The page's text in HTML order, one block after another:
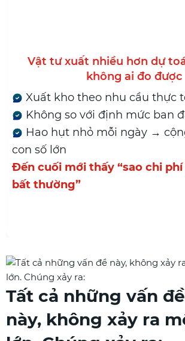
Vật tư xuất nhiều hơn dự
không ai đo được
Xuất kho theo nhu cầu thực
Không so với định mức ban
Hao hụt nhỏ mỗi ngày →
con số lớn
Đến cuối mới thấy “sao chi
bất thường”
Tất cả những vấn đề
này, không xảy ra